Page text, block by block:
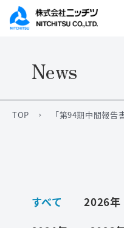
事業内
サステ
TOP 「第94期中間報告
News
すべて 2026年